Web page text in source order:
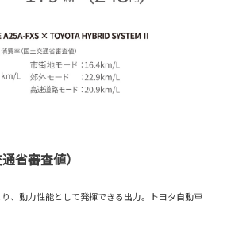
省審査値）
、動力性能として発揮できる出力。トヨタ自動車